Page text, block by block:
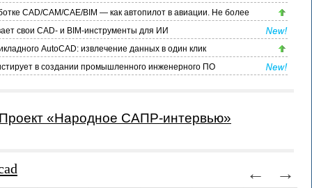
CAD/CAM/CAE/BIM — как автопилот в авиации. Не более
свои CAD- и BIM-инструменты для ИИ
AutoCAD: извлечение данных в один клик
в создании промышленного инженерного ПО
«Народное САПР-интервью»
← →